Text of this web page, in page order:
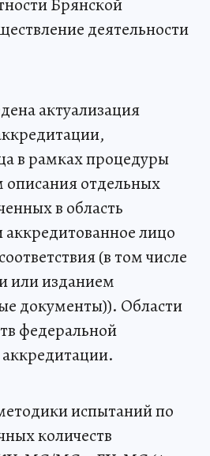
деятельности
актуализация
в рамках процедуры
описания отдельных
в область
лицо
(в том числе
или изданием
документы)). Области
федеральной
испытаний по
количеств